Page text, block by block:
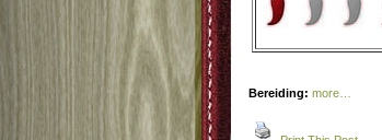
Bereiding: more…